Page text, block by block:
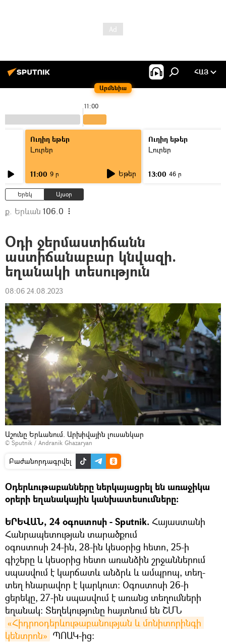
Արմենիա
ՀԱՅ
11:00
Ուղիղ եթեր
Լուրեր
11:00 9 ր Եթեր
Ուղիղ եթեր
Լուրեր
13:00 46 ր
Երեկ Այսօր
ք. Երևան 106.0
Օդի ջերմաստիճանն
աստիճանաբար կնվազի.
եղանակի տեսություն
08:06 24.08.2023
Աշունը Երևանում. Արխիվային լուսանկար
© Sputnik / Andranik Ghazaryan
Բաժանորդագրվել
Օդերևութաբանները ներկայացրել են առաջիկա
օրերի եղանակային կանխատեսումները։
ԵՐԵՎԱՆ, 24 օգոստոսի - Sputnik. Հայաստանի
Հանրապետության տարածքում
օգոստոսի 24-ին, 28-ին կեսօրից հետո, 25-ի
գիշերը և կեսօրից հետո առանձին շրջաններում
սպասվում է կարճատև անձրև և ամպրոպ, տեղ-
տեղ հնարավոր է կարկուտ։ Օգոստոսի 26-ի
ցերեկը, 27-ին սպասվում է առանց տեղումների
եղանակ։ Տեղեկությունը հայտնում են ՇՄՆ
«Հիդրոօդերևութաբանության և մոնիտորինգի
կենտրոն» ՊՈԱԿ-ից։